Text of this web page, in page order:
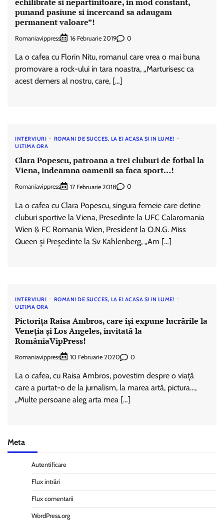
punand pasiune si incercand sa adaugam
permanent valoare”!
Romaniavippress 16 Februarie 2019 0
La o cafea cu Florin Nitu, romanul care vrea o mai buna
promovare a rock-ului in tara noastra, „Marturisesc ca
acest demers al nostru, care, […]
INTERVIURI
ROMANI DE SUCCES, LA EI ACASA SI IN LUME!
ULTIMA ORA
Clara Popescu, patroana a trei cluburi de fotbal la
Viena, indeamna oamenii sa faca sport…!
Romaniavippress 17 Februarie 2018 0
La o cafea cu Clara Popescu, singura femeie care detine
cluburi sportive la Viena, Presedinte la UFC Calaromania
Wien & FC Romania Wien, President la O.N.G. Miss
Queen şi Preşedinte la Sv Kahlenberg, „Am […]
INTERVIURI
ROMANI DE SUCCES, LA EI ACASA SI IN LUME!
ULTIMA ORA
Pictorița Raisa Ambros, care își expune lucrările la
Veneția și Los Angeles, invitată la
RomâniaVipPress!
Romaniavippress 10 Februarie 2020 0
La o cafea, cu Raisa Ambros, povestim despre o viață
care a purtat-o de la jurnalism, la marea artă, pictura…,
„Multe persoane aleg arta mea […]
Meta
Autentificare
Flux intrări
Flux comentarii
WordPress.org